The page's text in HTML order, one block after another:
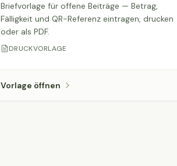
Briefvorlage für offene Beiträge — Betrag,
Fälligkeit und QR-Referenz eintragen, drucken
oder als PDF.
DRUCKVORLAGE
Vorlage öffnen